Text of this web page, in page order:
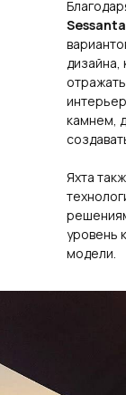
дизайна,
камнем,
Яхта
уровень
модели.